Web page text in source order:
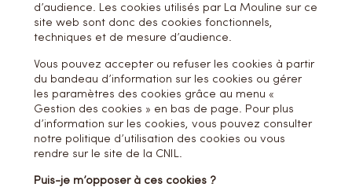
d’audience. Les cookies utilisés par La Mouline sur ce
site web sont donc des cookies fonctionnels,
techniques et de mesure d’audience.
Vous pouvez accepter ou refuser les cookies à partir
du bandeau d’information sur les cookies ou gérer
les paramètres des cookies grâce au menu «
Gestion des cookies » en bas de page. Pour plus
d’information sur les cookies, vous pouvez consulter
notre politique d’utilisation des cookies ou vous
rendre sur le site de la CNIL.
Puis-je m’opposer à ces cookies ?